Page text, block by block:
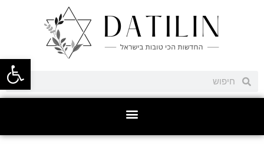
פתח